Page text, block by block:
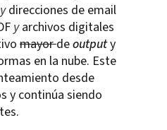
ydirecciones de email
yarchivos digitales
mayordeoutputy
en la nube. Este
desde
y continúa siendo